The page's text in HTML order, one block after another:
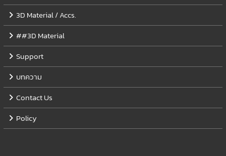
3D Material / Accs.
##3D Material
Support
บทความ
Contact Us
Policy